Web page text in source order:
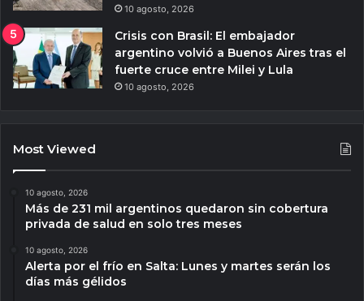
10 agosto, 2026
Crisis con Brasil: El embajador
argentino volvió a Buenos Aires tras el
fuerte cruce entre Milei y Lula
10 agosto, 2026
Most Viewed
10 agosto, 2026
Más de 231 mil argentinos quedaron sin cobertura
privada de salud en solo tres meses
10 agosto, 2026
Alerta por el frío en Salta: Lunes y martes serán los
días más gélidos